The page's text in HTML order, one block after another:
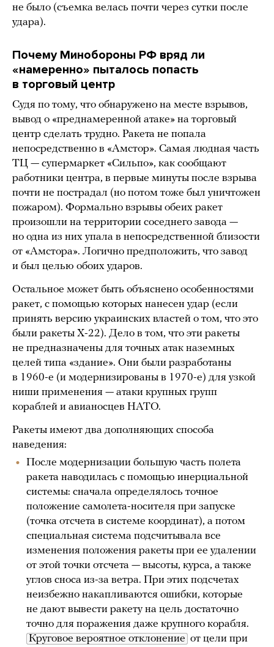
не было (съемка велась почти через сутки после
удара).
Почему Минобороны РФ вряд ли
«намеренно» пыталось попасть
в торговый центр
Судя по тому, что обнаружено на месте взрывов,
вывод о «преднамеренной атаке» на торговый
центр сделать трудно. Ракета не попала
непосредственно в «Амстор». Самая людная часть
ТЦ — супермаркет «Сильпо», как сообщают
работники центра, в первые минуты после взрыва
почти не пострадал (но потом тоже был уничтожен
пожаром). Формально взрывы обеих ракет
произошли на территории соседнего завода —
но одна из них упала в непосредственной близости
от «Амстора». Логично предположить, что завод
и был целью обоих ударов.
Остальное может быть объяснено особенностями
ракет, с помощью которых нанесен удар (если
принять версию украинских властей о том, что это
были ракеты Х-22). Дело в том, что эти ракеты
не предназначены для точных атак наземных
целей типа «здание». Они были разработаны
в 1960-е (и модернизированы в 1970-е) для узкой
ниши применения — атаки крупных групп
кораблей и авианосцев НАТО.
Ракеты имеют два дополняющих способа
наведения:
После модернизации большую часть полета
ракета наводилась с помощью инерциальной
системы: сначала определялось точное
положение самолета-носителя при запуске
(точка отсчета в системе координат), а потом
специальная система подсчитывала все
изменения положения ракеты при ее удалении
от этой точки отсчета — высоты, курса, а также
углов сноса из-за ветра. При этих подсчетах
неизбежно накапливаются ошибки, которые
не дают вывести ракету на цель достаточно
точно для поражения даже крупного корабля.
Круговое вероятное отклонение от цели при